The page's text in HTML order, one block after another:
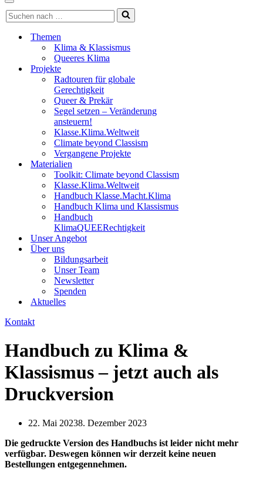
Navigationsmenü
Suchen
nach …
Themen
Klima & Klassismus
Queeres Klima
Projekte
Radtouren für globale
Gerechtigkeit
Queer & Prekär
Segel setzen – Veränderung
ansteuern!
Klasse.Klima.Weltweit
Climate beyond Classism
Vergangene Projekte
Materialien
Toolkit: Climate beyond Classism
Klasse.Klima.Weltweit
Handbuch Klasse.Macht.Klima
Handbuch Klima und Klassismus
Handbuch
KlimaQUEERechtigkeit
Unser Angebot
Über uns
Bildungsarbeit
Unser Team
Newsletter
Spenden
Aktuelles
Kontakt
Handbuch zu Klima &
Klassismus – jetzt auch als
Druckversion
22. Mai 20238. Dezember 2023
Die gedruckte Version des Handbuchs ist leider nicht mehr
verfügbar. Deswegen können wir derzeit keine neuen
Bestellungen entgegennehmen.